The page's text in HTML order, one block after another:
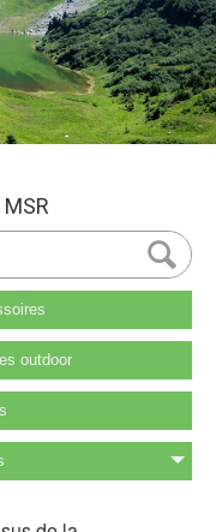
outdoor